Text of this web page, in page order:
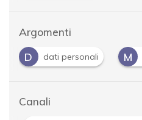
Argomenti
D dati personali M
Canali